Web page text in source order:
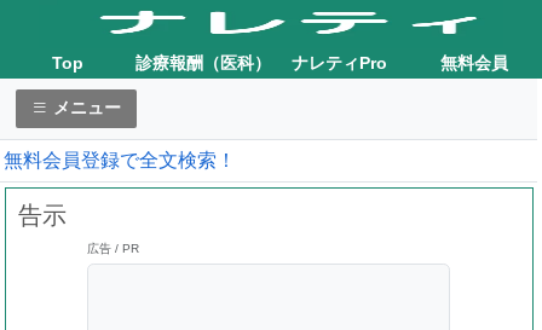
Top 診療報酬（医科） ナレティPro 無料会員
メニュー
無料会員登録で全文検索！
告示
広告 / PR